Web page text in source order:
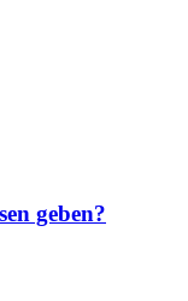
geben?